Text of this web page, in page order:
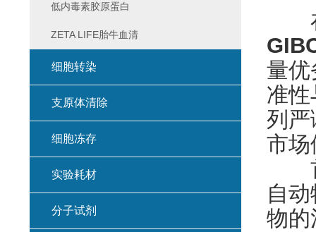
在
量优
准
列严
市场
首
自
物的
低内毒素胶原蛋白
ZETA LIFE胎牛血清
细胞转染
支原体清除
细胞冻存
实验耗材
分子试剂